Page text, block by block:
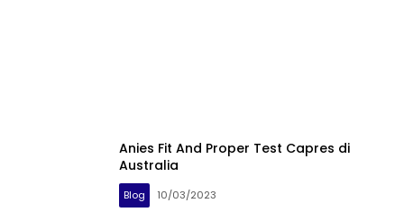
Anies Fit And Proper Test Capres di
Australia
Blog 10/03/2023